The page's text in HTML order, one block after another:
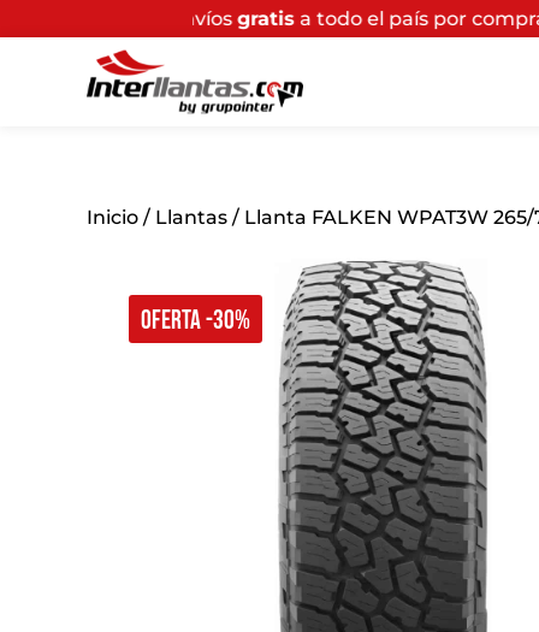
a todo el país por compras superiores a
OFERTA -30%
Inicio / Llantas / Llanta FALKEN WPAT3W 265/